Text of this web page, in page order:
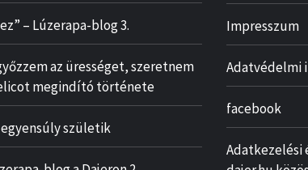
– Lúzerapa-blog 3.
az ürességet, szeretnem
megindító története
születik
Impresszum
Adatvédelmi
facebook
Adatkezelési